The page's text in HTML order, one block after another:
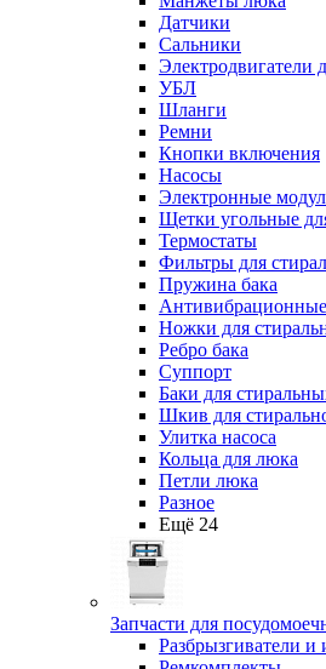
Датчики
Сальники
Электродвигатели
УБЛ
Шланги
Ремни
Кнопки включения
Насосы
Электронные
Щетки угольные
Термостаты
Фильтры для
Пружина бака
Ножки для
Ребро бака
Суппорт
Баки для
Шкив для
Улитка насоса
Кольца для люка
Петли люка
Разное
Ещё 24
Запчасти для
Разбрызгиватели